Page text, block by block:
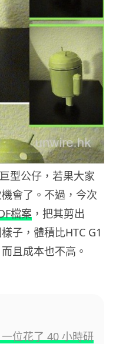
型公仔，若果大家
會了。不過，今次
檔案 ，把其剪出
子，體積比HTC G1
且成本也不高。
位花了 40 小時研